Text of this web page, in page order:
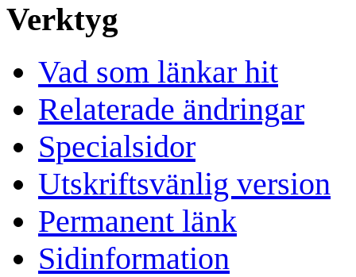
Verktyg
Vad som länkar hit
Relaterade ändringar
Specialsidor
Utskriftsvänlig version
Permanent länk
Sidinformation